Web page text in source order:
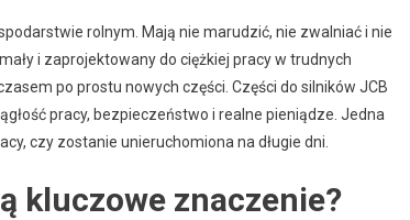
rolnym. Mają nie marudzić, nie zwalniać i nie
i zaprojektowany do ciężkiej pracy w trudnych
po prostu nowych części. Części do silników JCB
pracy, bezpieczeństwo i realne pieniądze. Jedna
czy zostanie unieruchomiona na długie dni.
kluczowe znaczenie?